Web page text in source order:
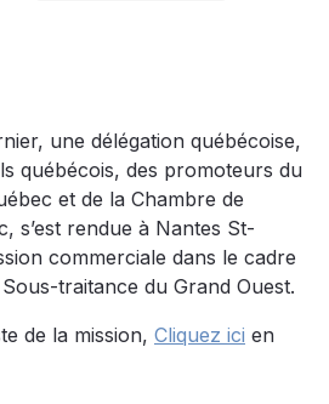
une délégation québécoise,
québécois, des promoteurs du
et de la Chambre de
s’est rendue à Nantes St-
commerciale dans le cadre
traitance du Grand Ouest.
de la mission, Cliquez ici en